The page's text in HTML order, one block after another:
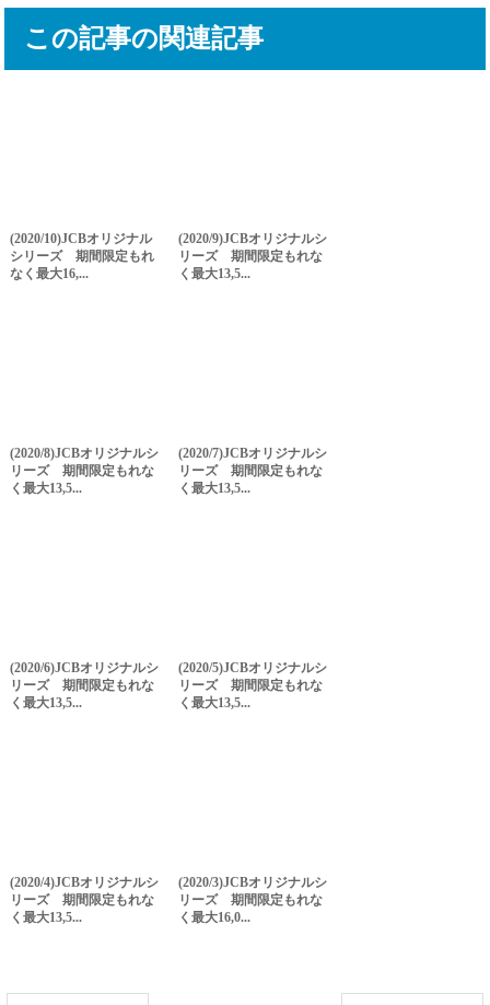
この記事の関連記事
(2020/10)JCBオリジナル
シリーズ 期間限定もれ
なく最大16,...
(2020/9)JCBオリジナルシ
リーズ 期間限定もれな
く最大13,5...
(2020/8)JCBオリジナルシ
リーズ 期間限定もれな
く最大13,5...
(2020/7)JCBオリジナルシ
リーズ 期間限定もれな
く最大13,5...
(2020/6)JCBオリジナルシ
リーズ 期間限定もれな
く最大13,5...
(2020/5)JCBオリジナルシ
リーズ 期間限定もれな
く最大13,5...
(2020/4)JCBオリジナルシ
リーズ 期間限定もれな
く最大13,5...
(2020/3)JCBオリジナルシ
リーズ 期間限定もれな
く最大16,0...